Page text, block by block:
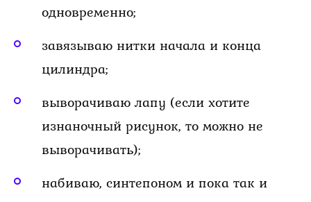
одновременно;
завязываю нитки начала и конца
цилиндра;
выворачиваю лапу (если хотите
изнаночный рисунок, то можно не
выворачивать);
набиваю, синтепоном и пока так и